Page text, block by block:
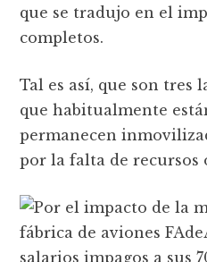
que se tradujo en el
completos.
Tal es así, que son tres
que habitualmente
permanecen
por la falta de recursos